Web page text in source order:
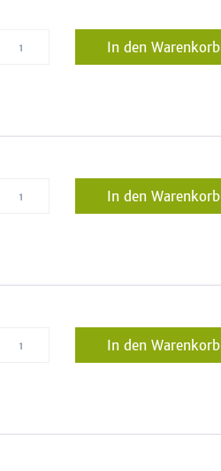
In den Warenkorb
In den Warenkorb
In den Warenkorb